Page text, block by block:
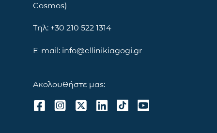
Cosmos)
Τηλ: +30 210 522 1314
E-mail: info@ellinikiagogi.gr
Ακολουθήστε μας: